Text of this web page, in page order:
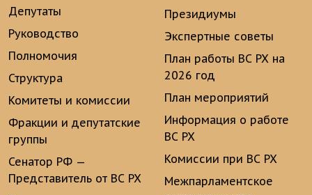
Депутаты
Руководство
Полномочия
Структура
Комитеты и комиссии
Фракции и депутатские
группы
Сенатор РФ —
Представитель от ВС РХ
Президиумы
Экспертные советы
План работы ВС РХ на
2026 год
План мероприятий
Информация о работе
ВС РХ
Комиссии при ВС РХ
Межпарламентское